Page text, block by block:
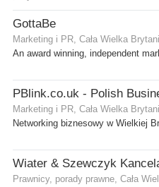
GottaBe
Marketing i PR, Cała Wielka
An award winning, independent
PBlink.co.uk - Polish
Marketing i PR, Cała Wielka
Networking biznesowy w Wielkiej
Prawnicy, porady prawne, Cała